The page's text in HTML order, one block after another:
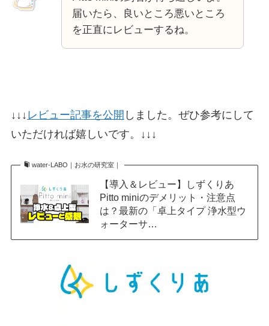
届いたら、良いところ悪いところ
を正直にレビューするね。
↓↓↓ レビュー記事を公開 しました。ぜひ参考にして
いただければ嬉しいです。↓↓↓
water-LABO｜お水の研究室｜
【導入＆レビュー】しずくりあ
Pitto miniのデメリット・注意点
は？最新の「卓上タイプ 浄水型ウ
ォーターサ…